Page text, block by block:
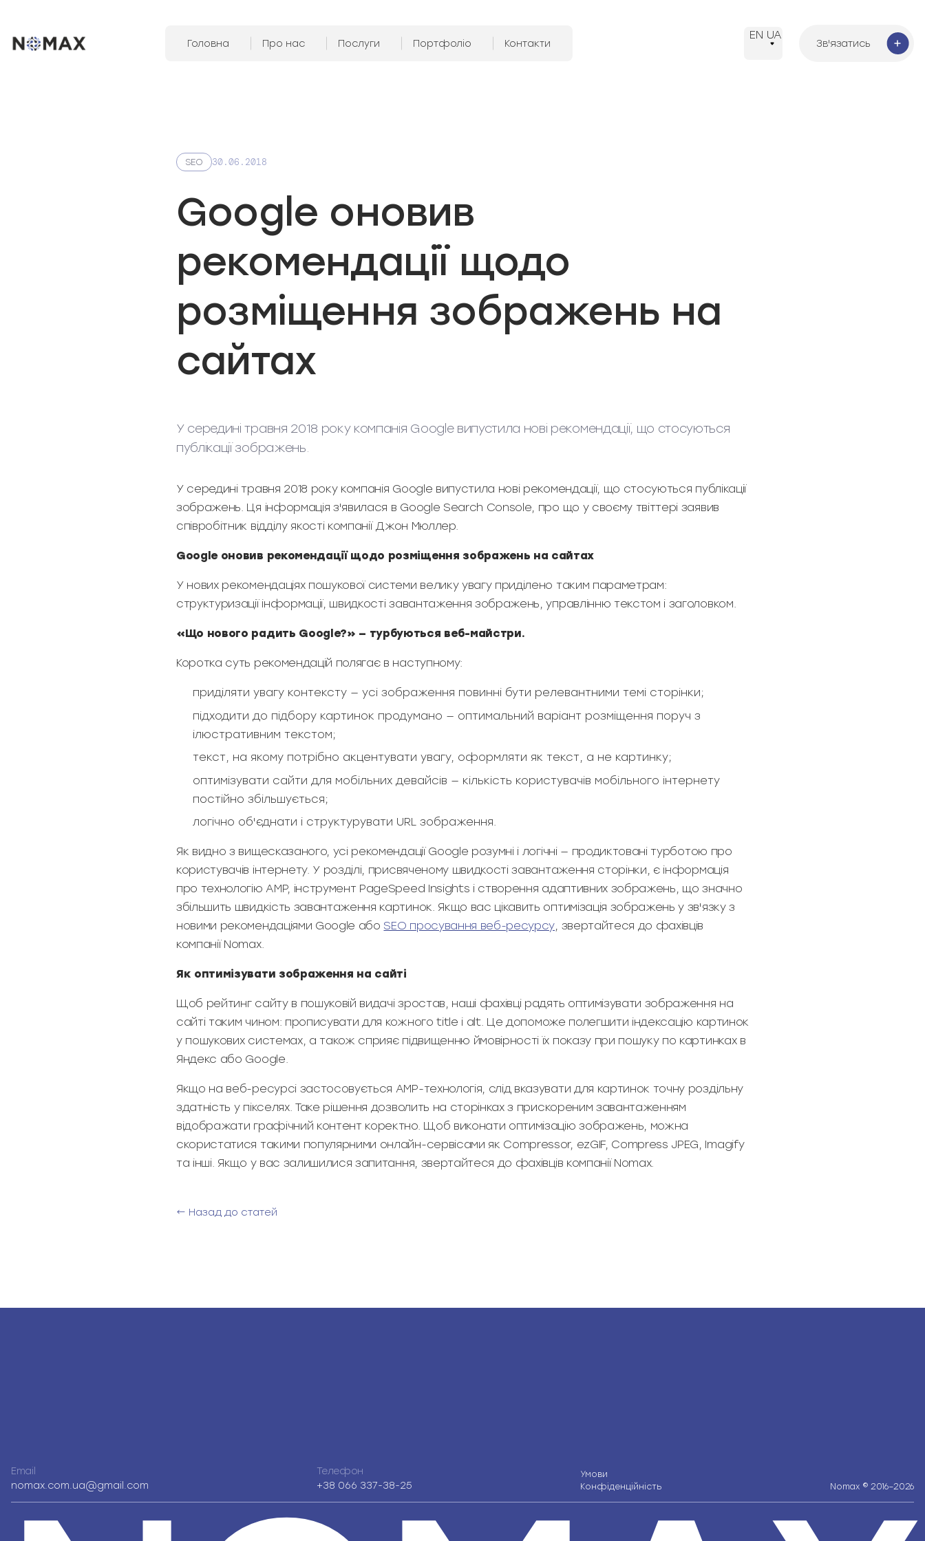
EN UA
Головна Про нас Послуги Портфоліо Контакти Зв'язатись
Зв'язатись
SEO 30.06.2018
Google оновив
рекомендації щодо
розміщення зображень на
сайтах
У середині травня 2018 року компанія Google випустила нові рекомендації, що стосуються
публікації зображень.
У середині травня 2018 року компанія Google випустила нові рекомендації, що стосуються публікації
зображень. Ця інформація з'явилася в Google Search Console, про що у своєму твіттері заявив
співробітник відділу якості компанії Джон Мюллер.
Google оновив рекомендації щодо розміщення зображень на сайтах
У нових рекомендаціях пошукової системи велику увагу приділено таким параметрам:
структуризації інформації, швидкості завантаження зображень, управлінню текстом і заголовком.
«Що нового радить Google?» — турбуються веб-майстри.
Коротка суть рекомендацій полягає в наступному:
приділяти увагу контексту — усі зображення повинні бути релевантними темі сторінки;
підходити до підбору картинок продумано — оптимальний варіант розміщення поруч з
ілюстративним текстом;
текст, на якому потрібно акцентувати увагу, оформляти як текст, а не картинку;
оптимізувати сайти для мобільних девайсів — кількість користувачів мобільного інтернету
постійно збільшується;
логічно об'єднати і структурувати URL зображення.
Як видно з вищесказаного, усі рекомендації Google розумні і логічні — продиктовані турботою про
користувачів інтернету. У розділі, присвяченому швидкості завантаження сторінки, є інформація
про технологію AMP, інструмент PageSpeed Insights і створення адаптивних зображень, що значно
збільшить швидкість завантаження картинок. Якщо вас цікавить оптимізація зображень у зв'язку з
новими рекомендаціями Google або SEO просування веб-ресурсу, звертайтеся до фахівців
компанії Nomax.
Як оптимізувати зображення на сайті
Щоб рейтинг сайту в пошуковій видачі зростав, наші фахівці радять оптимізувати зображення на
сайті таким чином: прописувати для кожного title і alt. Це допоможе полегшити індексацію картинок
у пошукових системах, а також сприяє підвищенню ймовірності їх показу при пошуку по картинках в
Яндекс або Google.
Якщо на веб-ресурсі застосовується AMP-технологія, слід вказувати для картинок точну роздільну
здатність у пікселях. Таке рішення дозволить на сторінках з прискореним завантаженням
відображати графічний контент коректно. Щоб виконати оптимізацію зображень, можна
скористатися такими популярними онлайн-сервісами як Compressor, ezGIF, Compress JPEG, Imagify
та інші. Якщо у вас залишилися запитання, звертайтеся до фахівців компанії Nomax.
← Назад до статей
Email
nomax.com.ua@gmail.com
Телефон
+38 066 337-38-25
Умови
Конфіденційність
Nomax © 2016–2026